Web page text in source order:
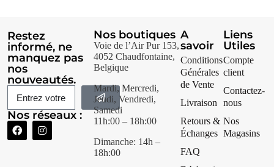
Restez
informé, ne
manquez pas
nos
nouveautés.
Nos réseaux :
Nos boutiques
Voie de l’Air Pur 153,
4052 Chaudfontaine,
Belgique
Mardi, Mercredi,
Jeudi, Vendredi,
Samedi
11h:00 – 18h:00
Dimanche: 14h –
18h:00
A
savoir
Conditions
Générales
de Vente
Livraison
Retours &
Échanges
FAQ
Liens
Utiles
Compte
client
Contactez-
nous
Nos
Magasins